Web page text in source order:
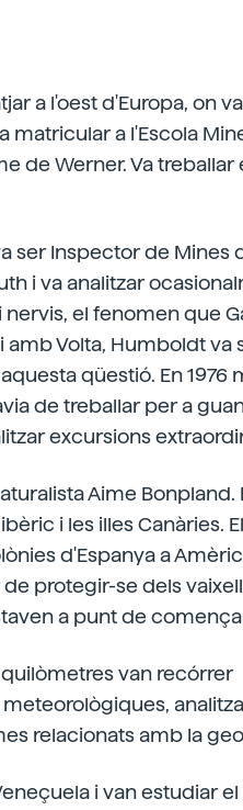
a l'oest d'Europa, on
matricular a l'Escola
de Werner. Va treballar
ser Inspector de Mines
i va analitzar
el fenomen que
Volta, Humboldt va
qüestió. En 1976
de treballar per a
excursions
Aime Bonpland.
i les illes Canàries.
d'Espanya a
de protegir-se dels
a punt de
van recórrer
relacionats amb la
i van estudiar el